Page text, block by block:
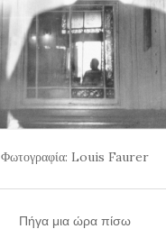
Φωτογραφία: Louis Faurer
Πήγα μια ώρα πίσω